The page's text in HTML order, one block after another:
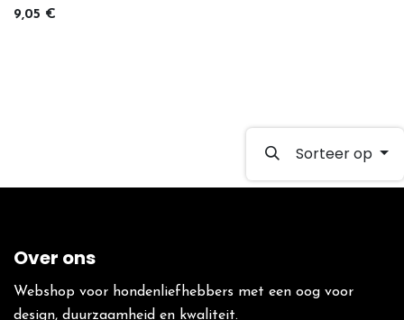
9,05 €
Sorteer op
Over ons
Webshop voor hondenliefhebbers met een oog voor
design, duurzaamheid en kwaliteit.